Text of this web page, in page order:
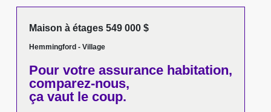
Maison à étages 549 000 $
Hemmingford - Village
Pour votreassurance habitation,
comparez-nous,
ça vaut le coup.